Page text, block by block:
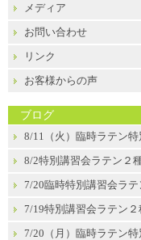
メディア
お問い合わせ
リンク
お客様からの声
ブログ
8/11（火）臨時ラテン
8/2特別講習会ラテン２
7/20臨時特別講習会ラテ
7/19特別講習会ラテン２
7/20（月）臨時ラテン